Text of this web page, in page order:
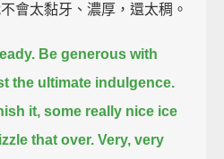
會太黏牙、濃厚，還太稠。
Be generous with
the ultimate indulgence.
it, some really nice ice
that over. Very, very